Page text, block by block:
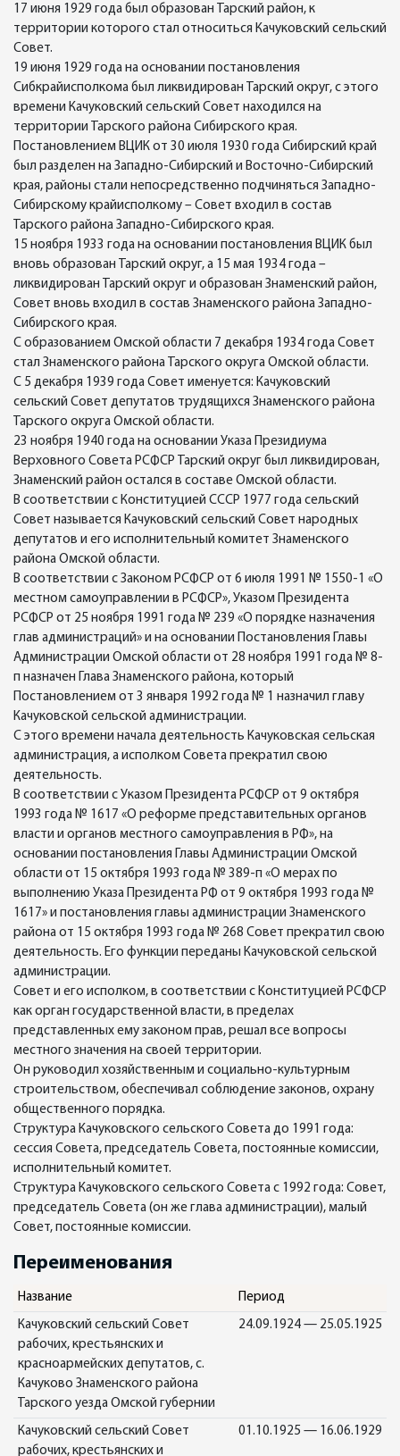
17 июня 1929 года был образован Тарский район, к
территории которого стал относиться Качуковский сельский
Совет.
19 июня 1929 года на основании постановления
Сибкрайисполкома был ликвидирован Тарский округ, с этого
времени Качуковский сельский Совет находился на
территории Тарского района Сибирского края.
Постановлением ВЦИК от 30 июля 1930 года Сибирский край
был разделен на Западно-Сибирский и Восточно-Сибирский
края, районы стали непосредственно подчиняться Западно-
Сибирскому крайисполкому – Совет входил в состав
Тарского района Западно-Сибирского края.
15 ноября 1933 года на основании постановления ВЦИК был
вновь образован Тарский округ, а 15 мая 1934 года –
ликвидирован Тарский округ и образован Знаменский район,
Совет вновь входил в состав Знаменского района Западно-
Сибирского края.
С образованием Омской области 7 декабря 1934 года Совет
стал Знаменского района Тарского округа Омской области.
С 5 декабря 1939 года Совет именуется: Качуковский
сельский Совет депутатов трудящихся Знаменского района
Тарского округа Омской области.
23 ноября 1940 года на основании Указа Президиума
Верховного Совета РСФСР Тарский округ был ликвидирован,
Знаменский район остался в составе Омской области.
В соответствии с Конституцией СССР 1977 года сельский
Совет называется Качуковский сельский Совет народных
депутатов и его исполнительный комитет Знаменского
района Омской области.
В соответствии с Законом РСФСР от 6 июля 1991 № 1550-1 «О
местном самоуправлении в РСФСР», Указом Президента
РСФСР от 25 ноября 1991 года № 239 «О порядке назначения
глав администраций» и на основании Постановления Главы
Администрации Омской области от 28 ноября 1991 года № 8-
п назначен Глава Знаменского района, который
Постановлением от 3 января 1992 года № 1 назначил главу
Качуковской сельской администрации.
С этого времени начала деятельность Качуковская сельская
администрация, а исполком Совета прекратил свою
деятельность.
В соответствии с Указом Президента РСФСР от 9 октября
1993 года № 1617 «О реформе представительных органов
власти и органов местного самоуправления в РФ», на
основании постановления Главы Администрации Омской
области от 15 октября 1993 года № 389-п «О мерах по
выполнению Указа Президента РФ от 9 октября 1993 года №
1617» и постановления главы администрации Знаменского
района от 15 октября 1993 года № 268 Совет прекратил свою
деятельность. Его функции переданы Качуковской сельской
администрации.
Совет и его исполком, в соответствии с Конституцией РСФСР
как орган государственной власти, в пределах
представленных ему законом прав, решал все вопросы
местного значения на своей территории.
Он руководил хозяйственным и социально-культурным
строительством, обеспечивал соблюдение законов, охрану
общественного порядка.
Структура Качуковского сельского Совета до 1991 года:
сессия Совета, председатель Совета, постоянные комиссии,
исполнительный комитет.
Структура Качуковского сельского Совета с 1992 года: Совет,
председатель Совета (он же глава администрации), малый
Совет, постоянные комиссии.
Переименования
Название Период
Качуковский сельский Совет
рабочих, крестьянских и
красноармейских депутатов, с.
Качуково Знаменского района
Тарского уезда Омской губернии
24.09.1924 — 25.05.1925
Качуковский сельский Совет
рабочих, крестьянских и
01.10.1925 — 16.06.1929